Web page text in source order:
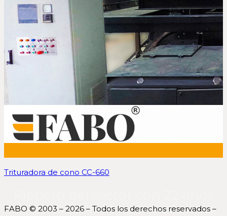
Trituradora de cono CC-660
de conocimiento y experiencia.
FABO © 2003 – 2026 – Todos los derechos reservados –